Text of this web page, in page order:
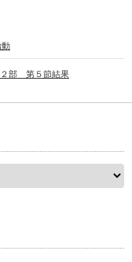
動
２部 第５節結果